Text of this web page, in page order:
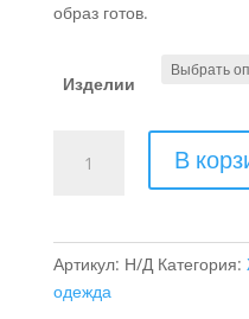
образ готов.
Изделии
товара
из
плотного
В
Артикул: Н/Д Категория:
одежда